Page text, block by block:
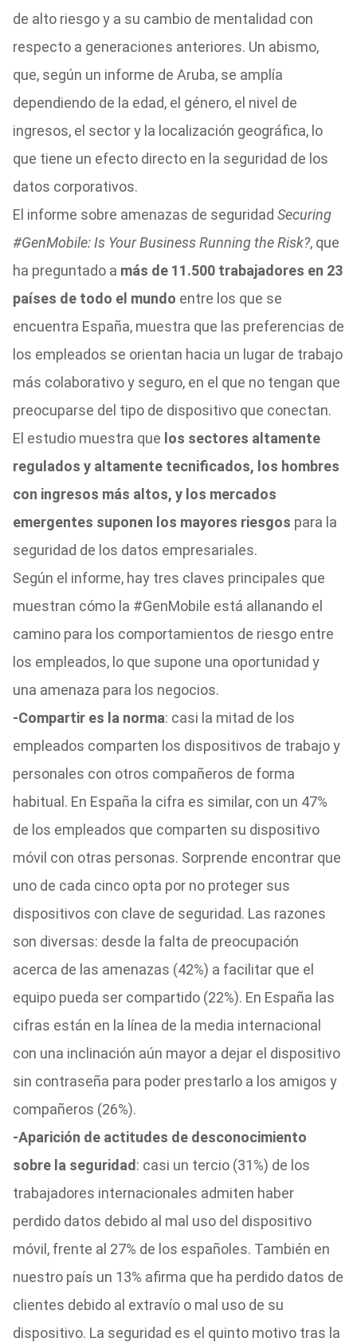
de alto riesgo y a su cambio de mentalidad con
respecto a generaciones anteriores. Un abismo,
que, según un informe de Aruba, se amplía
dependiendo de la edad, el género, el nivel de
ingresos, el sector y la localización geográfica, lo
que tiene un efecto directo en la seguridad de los
datos corporativos.
El informe sobre amenazas de seguridad Securing
#GenMobile: Is Your Business Running the Risk?, que
ha preguntado a más de 11.500 trabajadores en 23
países de todo el mundo entre los que se
encuentra España, muestra que las preferencias de
los empleados se orientan hacia un lugar de trabajo
más colaborativo y seguro, en el que no tengan que
preocuparse del tipo de dispositivo que conectan.
El estudio muestra que los sectores altamente
regulados y altamente tecnificados, los hombres
con ingresos más altos, y los mercados
emergentes suponen los mayores riesgos para la
seguridad de los datos empresariales.
Según el informe, hay tres claves principales que
muestran cómo la #GenMobile está allanando el
camino para los comportamientos de riesgo entre
los empleados, lo que supone una oportunidad y
una amenaza para los negocios.
-Compartir es la norma: casi la mitad de los
empleados comparten los dispositivos de trabajo y
personales con otros compañeros de forma
habitual. En España la cifra es similar, con un 47%
de los empleados que comparten su dispositivo
móvil con otras personas. Sorprende encontrar que
uno de cada cinco opta por no proteger sus
dispositivos con clave de seguridad. Las razones
son diversas: desde la falta de preocupación
acerca de las amenazas (42%) a facilitar que el
equipo pueda ser compartido (22%). En España las
cifras están en la línea de la media internacional
con una inclinación aún mayor a dejar el dispositivo
sin contraseña para poder prestarlo a los amigos y
compañeros (26%).
-Aparición de actitudes de desconocimiento
sobre la seguridad : casi un tercio (31%) de los
trabajadores internacionales admiten haber
perdido datos debido al mal uso del dispositivo
móvil, frente al 27% de los españoles. También en
nuestro país un 13% afirma que ha perdido datos de
clientes debido al extravío o mal uso de su
dispositivo. La seguridad es el quinto motivo tras la